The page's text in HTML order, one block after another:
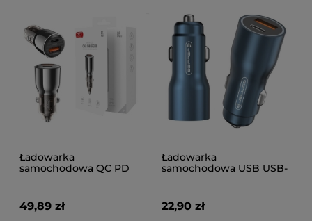
Ładowarka
samochodowa QC PD
49,89 zł
Ładowarka
samochodowa USB USB-
22,90 zł